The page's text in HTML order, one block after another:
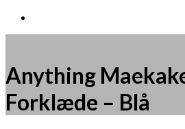
Anything
Forklæde – Blå